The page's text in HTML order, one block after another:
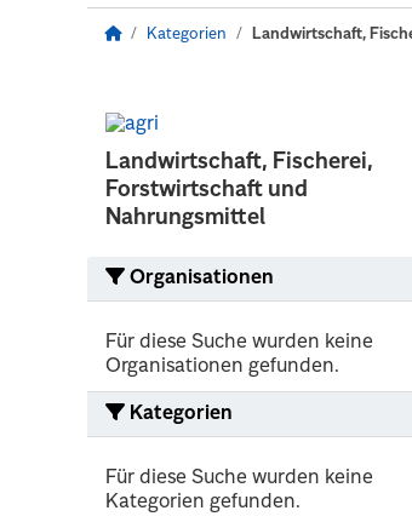
Kategorien Landwirtschaft,
Landwirtschaft, Fischerei,
Forstwirtschaft und
Nahrungsmittel
Organisationen
Für diese Suche wurden keine
Organisationen gefunden.
Kategorien
Für diese Suche wurden keine
Kategorien gefunden.